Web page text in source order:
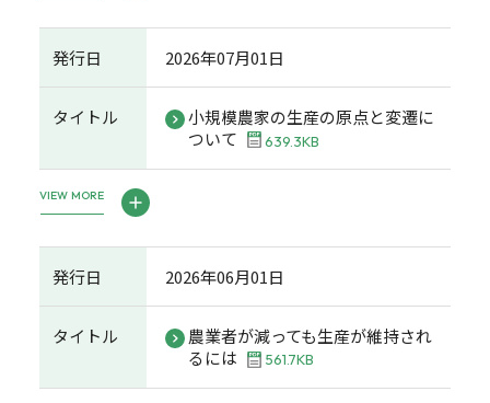
発行日 2026年07月01日
タイトル
小規模農家の生産の原点と変遷に
ついて
639.3KB
VIEW MORE
発行日 2026年06月01日
タイトル
農業者が減っても生産が維持され
るには
561.7KB